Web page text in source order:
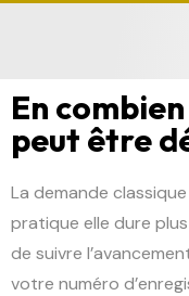
En
peut être
La demande
pratique elle dure
de suivre
votre numéro